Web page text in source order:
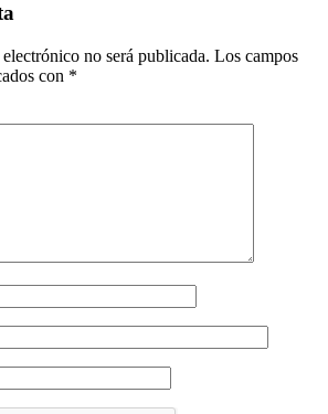
no será publicada. Los campos
con *